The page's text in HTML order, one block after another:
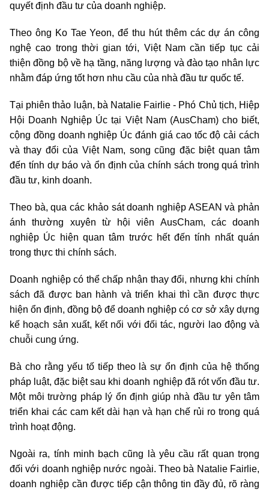
quyết định đầu tư của doanh nghiệp.
Theo ông Ko Tae Yeon, để thu hút thêm các dự án công
nghệ cao trong thời gian tới, Việt Nam cần tiếp tục cải
thiện đồng bộ về hạ tầng, năng lượng và đào tạo nhân lực
nhằm đáp ứng tốt hơn nhu cầu của nhà đầu tư quốc tế.
Tại phiên thảo luận, bà Natalie Fairlie - Phó Chủ tịch, Hiệp
Hội Doanh Nghiệp Úc tại Việt Nam (AusCham) cho biết,
cộng đồng doanh nghiệp Úc đánh giá cao tốc độ cải cách
và thay đổi của Việt Nam, song cũng đặc biệt quan tâm
đến tính dự báo và ổn định của chính sách trong quá trình
đầu tư, kinh doanh.
Theo bà, qua các khảo sát doanh nghiệp ASEAN và phản
ánh thường xuyên từ hội viên AusCham, các doanh
nghiệp Úc hiện quan tâm trước hết đến tính nhất quán
trong thực thi chính sách.
Doanh nghiệp có thể chấp nhận thay đổi, nhưng khi chính
sách đã được ban hành và triển khai thì cần được thực
hiện ổn định, đồng bộ để doanh nghiệp có cơ sở xây dựng
kế hoạch sản xuất, kết nối với đối tác, người lao động và
chuỗi cung ứng.
Bà cho rằng yếu tố tiếp theo là sự ổn định của hệ thống
pháp luật, đặc biệt sau khi doanh nghiệp đã rót vốn đầu tư.
Một môi trường pháp lý ổn định giúp nhà đầu tư yên tâm
triển khai các cam kết dài hạn và hạn chế rủi ro trong quá
trình hoạt động.
Ngoài ra, tính minh bạch cũng là yêu cầu rất quan trọng
đối với doanh nghiệp nước ngoài. Theo bà Natalie Fairlie,
doanh nghiệp cần được tiếp cận thông tin đầy đủ, rõ ràng